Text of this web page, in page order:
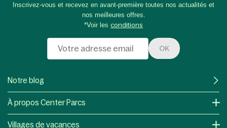
Inscrivez-vous et recevez en avant-première toutes nos actualités et
nos meilleures offres.
*Voir les conditions
OK
Notre blog
À propos Center Parcs
Villages de vacances